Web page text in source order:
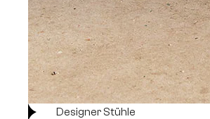
Designer Stühle